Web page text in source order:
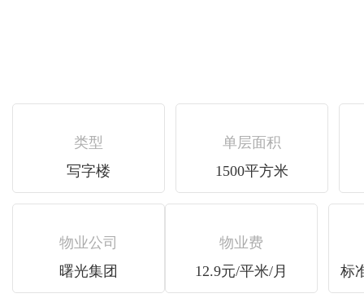
类型
写字楼
单层面积
1500平方米
物业公司
曙光集团
物业费
12.9元/平米/月
标